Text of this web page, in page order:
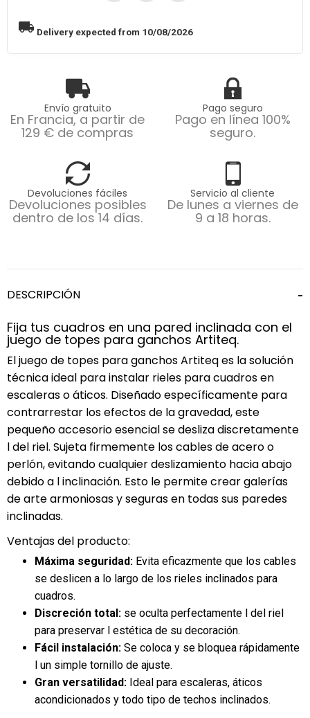
local_shipping Delivery expected from 10/08/2026
Envío gratuito
En Francia, a partir de
129 € de compras
Pago seguro
Pago en línea 100%
seguro.
Devoluciones fáciles
Devoluciones posibles
dentro de los 14 días.
Servicio al cliente
De lunes a viernes de
9 a 18 horas.
DESCRIPCIÓN
Fija tus cuadros en una pared inclinada con el
juego de topes para ganchos Artiteq.
El juego de topes para ganchos Artiteq es la solución
técnica ideal para instalar rieles para cuadros en
escaleras o áticos. Diseñado específicamente para
contrarrestar los efectos de la gravedad, este
pequeño accesorio esencial se desliza discretamente
l del riel. Sujeta firmemente los cables de acero o
perlón, evitando cualquier deslizamiento hacia abajo
debido a l inclinación. Esto le permite crear galerías
de arte armoniosas y seguras en todas sus paredes
inclinadas.
Ventajas del producto:
Máxima seguridad: Evita eficazmente que los cables
se deslicen a lo largo de los rieles inclinados para
cuadros.
Discreción total: se oculta perfectamente l del riel
para preservar l estética de su decoración.
Fácil instalación: Se coloca y se bloquea rápidamente
l un simple tornillo de ajuste.
Gran versatilidad: Ideal para escaleras, áticos
acondicionados y todo tipo de techos inclinados.